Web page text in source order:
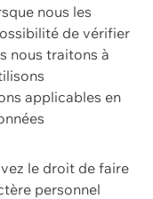
nous les
de vérifier
nous traitons à
applicables en
le droit de faire
personnel